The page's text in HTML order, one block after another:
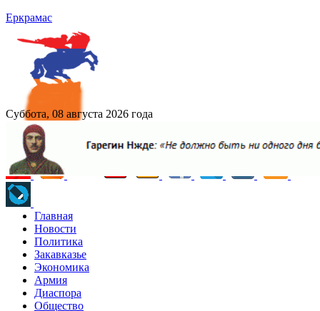
Еркрамас
Суббота, 08 августа 2026 года
Главная
Новости
Политика
Закавказье
Экономика
Армия
Диаспора
Общество